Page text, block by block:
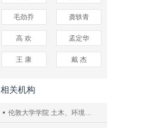
毛劲乔 龚轶青
高 欢 孟定华
王 康 戴 杰
相关机构
伦敦大学学院 土木、环境与测绘工程学院